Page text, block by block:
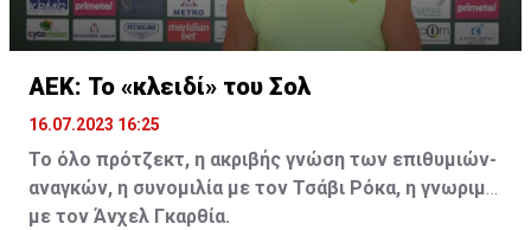
ΑΕΚ: Το «κλειδί» του Σολ
16.07.2023 16:25
Το όλο πρότζεκτ, η ακριβής γνώση των επιθυμιών-
αναγκών, η συνομιλία με τον Τσάβι Ρόκα, η γνωριμία
με τον Άνχελ Γκαρθία.